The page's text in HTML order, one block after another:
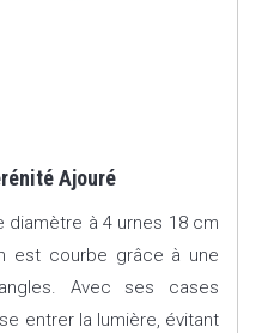
Ajouré
diamètre à 4 urnes 18 cm
est courbe grâce à une
Avec ses cases
entrer la lumière, évitant